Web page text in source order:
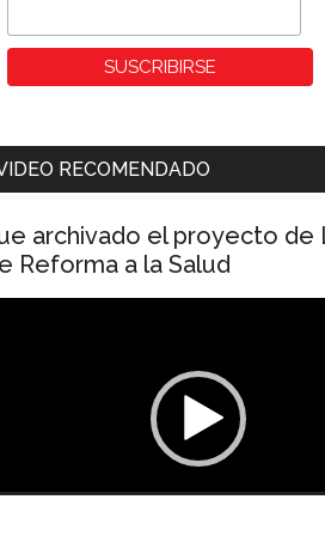
RECOMENDADO
archivado el proyecto de
Reforma a la Salud